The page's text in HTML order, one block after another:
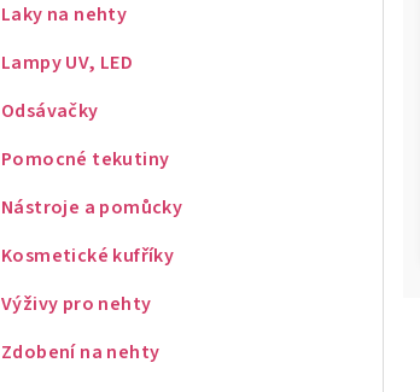
Laky na nehty
Lampy UV, LED
Odsávačky
Pomocné tekutiny
Nástroje a pomůcky
Kosmetické kufříky
Výživy pro nehty
Zdobení na nehty